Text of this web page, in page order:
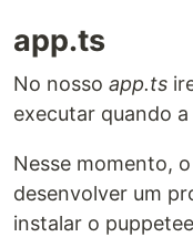
app.ts
No nosso app.ts
executar quando
Nesse momento,
desenvolver um
instalar o